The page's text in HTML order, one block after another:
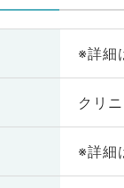
※詳細
クリ
※詳細